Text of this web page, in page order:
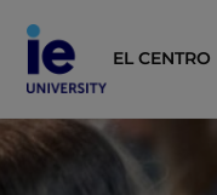
EL CENTRO